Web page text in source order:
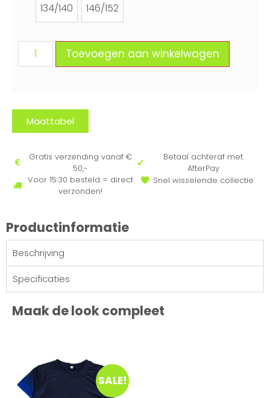
134/140
134/140
146/152
146/152
Toevoegen aan winkelwagen
Maattabel
Gratis verzending vanaf €
50,-
Voor 15:30 besteld = direct
verzonden!
Betaal achteraf met
AfterPay
Snel wisselende collectie
Productinformatie
Beschrijving
Specificaties
Maak de look compleet
SALE!